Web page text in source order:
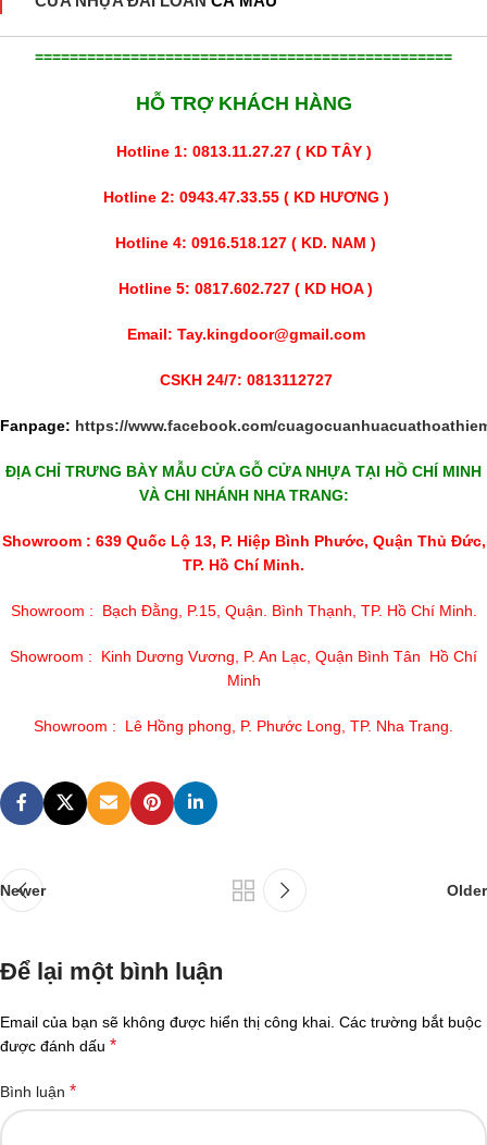
================================================
HỖ TRỢ KHÁCH HÀNG
Hotline 1: 0813.11.27.27 ( KD TÂY )
Hotline 2: 0943.47.33.55 ( KD HƯƠNG )
Hotline 4: 0916.518.127 ( KD. NAM )
Hotline 5: 0817.602.727 ( KD HOA )
Email: Tay.kingdoor@gmail.com
CSKH 24/7: 0813112727
Fanpage: https://www.facebook.com/
ĐỊA CHỈ TRƯNG BÀY MẪU CỬA GỖ CỬA NHỰA TẠI HỒ CHÍ MINH
VÀ CHI NHÁNH NHA TRANG:
Showroom : 639 Quốc Lộ 13, P. Hiệp Bình Phước, Quận Thủ Đức,
TP. Hồ Chí Minh.
Showroom : Bạch Đằng, P.15, Quận. Bình Thạnh, TP. Hồ Chí Minh.
Showroom : Kinh Dương Vương, P. An Lạc, Quận Bình Tân Hồ Chí
Minh
Showroom : Lê Hồng phong, P. Phước Long, TP. Nha Trang.
Newer Older
Để lại một bình luận
Email của bạn sẽ không được hiển thị công khai. Các trường bắt buộc
được đánh dấu *
Bình luận *